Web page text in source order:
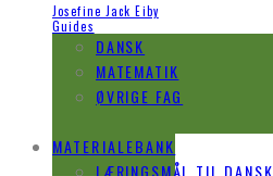
Josefine Jack Eiby
Guides
DANSK
MATEMATIK
ØVRIGE FAG
MATERIALEBANK
LÆRINGSMÅL TIL DANSK